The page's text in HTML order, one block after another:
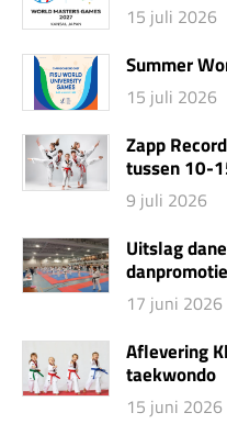
15 juli 2026
Summer
15 juli 2026
Zapp
tussen 10-
9 juli 2026
Uitslag
17 juni 2026
Aflevering
taekwondo
15 juni 2026